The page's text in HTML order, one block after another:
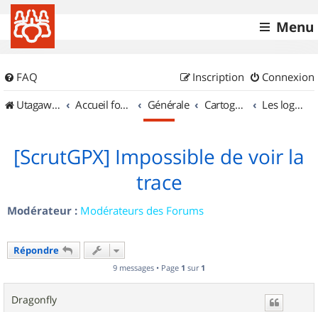
Menu
FAQ Connexion
Inscription
UtagawaVTT (Randos VTT et VTTAE avec traces GPS)
Accueil forum Générale Cartographie et GPS Les logiciels
[ScrutGPX] Impossible de voir la
trace
Modérateur : Modérateurs des Forums
Répondre
9 messages • Page 1 sur 1
Dragonfly